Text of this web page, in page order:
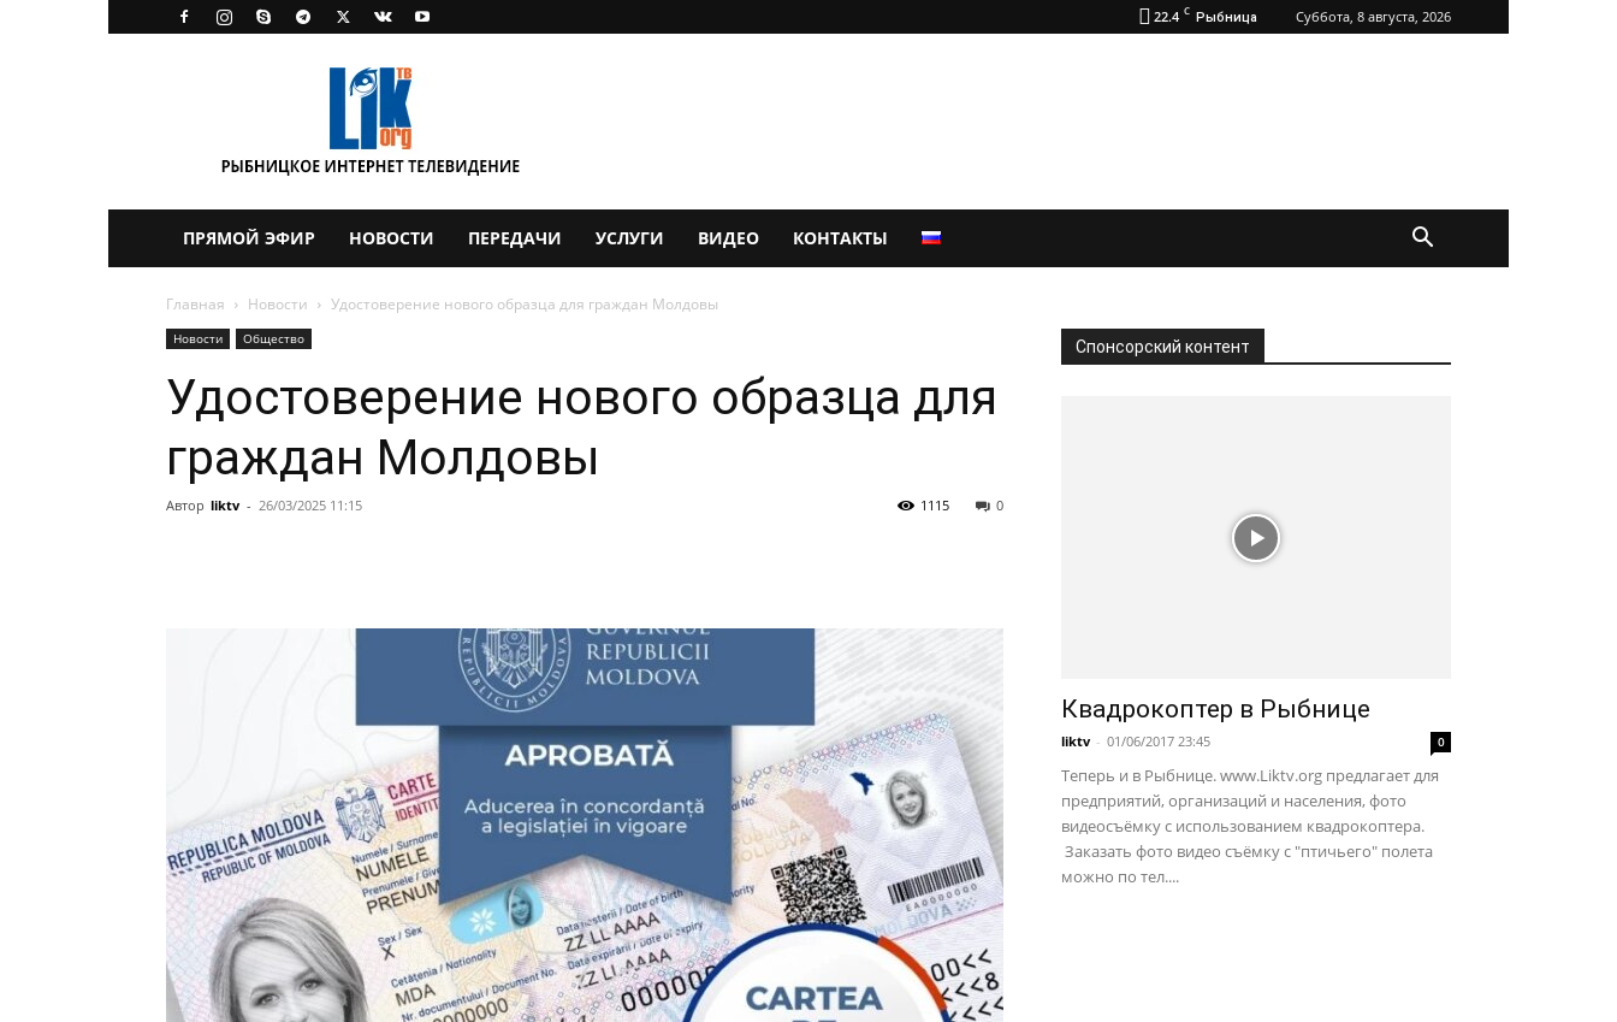
22.4 C Рыбница Суббота, 8 августа, 2026
ПРЯМОЙ ЭФИР НОВОСТИ ПЕРЕДАЧИ УСЛУГИ ВИДЕО КОНТАКТЫ
Главная Новости Удостоверение нового образца для граждан Молдовы
Новости Общество
Удостоверение нового образца для
граждан Молдовы
Автор liktv - 26/03/2025 11:15 0
1115
Спонсорский контент
Квадрокоптер в Рыбнице
liktv - 01/06/2017 23:45 0
Теперь и в Рыбнице. www.Liktv.org предлагает для
предприятий, организаций и населения, фото
видеосъёмку с использованием квадрокоптера.
Заказать фото видео съёмку с "птичьего" полета
можно по тел....